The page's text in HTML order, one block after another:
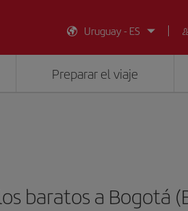
Uruguay - ES
Preparar el viaje
baratos a Bogotá